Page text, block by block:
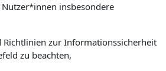
insbesondere
Richtlinien zur Informationssicherheit
zu beachten,